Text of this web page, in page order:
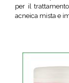
per il
acneica mista e